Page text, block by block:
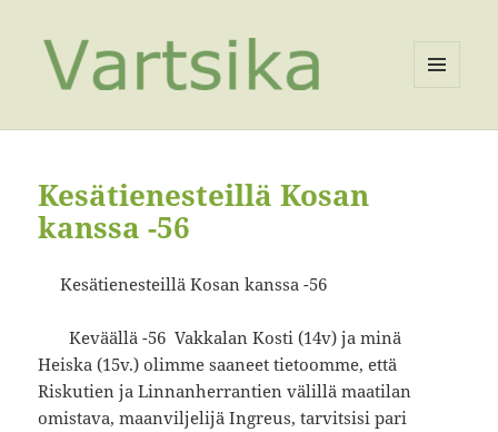
VIMPAIMET
Kesätienesteillä Kosan
kanssa -56
Kesätienesteillä Kosan kanssa -56
Keväällä -56 Vakkalan Kosti (14v) ja minä
Heiska (15v.) olimme saaneet tietoomme, että
Riskutien ja Linnanherrantien välillä maatilan
omistava, maanviljelijä Ingreus, tarvitsisi pari